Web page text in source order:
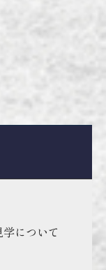
について